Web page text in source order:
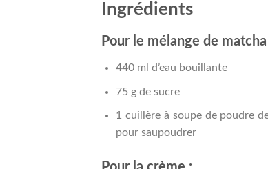
Ingrédients
Pour le mélange de matcha
440 ml d’eau bouillante
75 g de sucre
1 cuillère à soupe de poudre
pour saupoudrer